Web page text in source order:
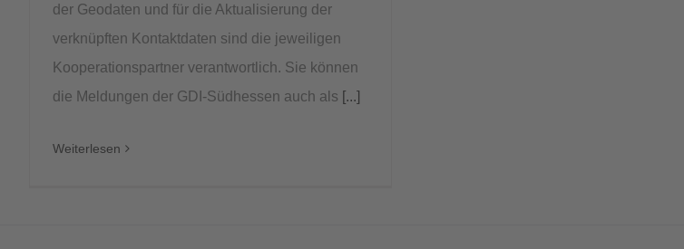
der Geodaten und für die Aktualisierung der
verknüpften Kontaktdaten sind die jeweiligen
Kooperationspartner verantwortlich. Sie können
die Meldungen der GDI-Südhessen auch als [...]
Weiterlesen